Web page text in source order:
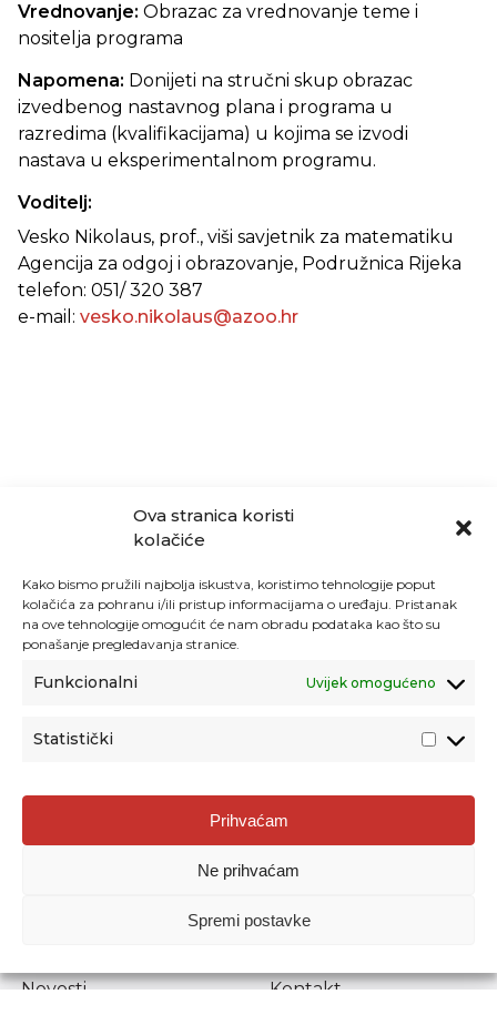
Ova stranica koristi
kolačiće
Kako bismo pružili najbolja iskustva, koristimo tehnologije poput
kolačića za pohranu i/ili pristup informacijama o uređaju. Pristanak
na ove tehnologije omogućit će nam obradu podataka kao što su
ponašanje pregledavanja stranice.
Funkcionalni Uvijek omogućeno
Statistički
Prihvaćam
Ne prihvaćam
Spremi postavke
Vrednovanje: Obrazac za vrednovanje teme i
nositelja programa
Napomena: Donijeti na stručni skup obrazac
izvedbenog nastavnog plana i programa u
razredima (kvalifikacijama) u kojima se izvodi
nastava u eksperimentalnom programu.
Voditelj:
Vesko Nikolaus, prof., viši savjetnik za matematiku
Agencija za odgoj i obrazovanje, Podružnica Rijeka
telefon: 051/ 320 387
e-mail: vesko.nikolaus@azoo.hr
Agencija za odgoj i obrazovanje
Donje Svetice 38, 10000 Zagreb
1778129
Prenošenje sadržaja dopušteno je uz navođenje izvora.
Novosti
Kontakt